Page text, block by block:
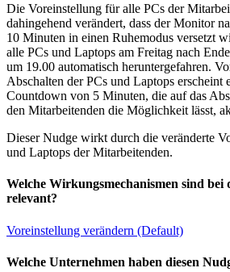
Die Voreinstellung für alle PCs der
dahingehend verändert, dass der Monitor
10 Minuten in einen Ruhemodus versetzt
alle PCs und Laptops am Freitag nach
um 19.00 automatisch heruntergefahren.
Abschalten der PCs und Laptops erscheint
Countdown von 5 Minuten, die auf das
den Mitarbeitenden die Möglichkeit lässt,
Dieser Nudge wirkt durch die veränderte
und Laptops der Mitarbeitenden.
Welche Wirkungsmechanismen sind bei
relevant?
Voreinstellung verändern (Default)
Welche Unternehmen haben diesen